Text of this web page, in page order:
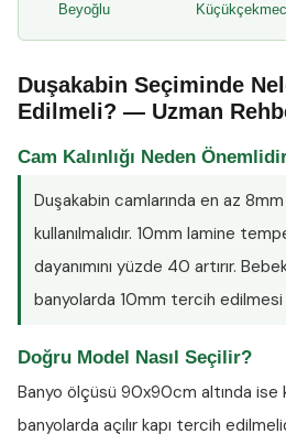
Beyoğlu
Duşakabin Seçiminde
Edilmeli? — Uzman
Cam Kalınlığı Neden
Duşakabin camlarında en az
kullanılmalıdır. 10mm lamine
dayanımını yüzde 40 artırır.
banyolarda 10mm tercih edilmesi
Doğru Model Nasıl Seçilir?
Banyo ölçüsü 90x90cm altında ise
banyolarda açılır kapı tercih